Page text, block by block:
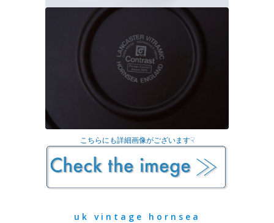
こちらにも詳細画像がございます☟
uk vintage hornsea